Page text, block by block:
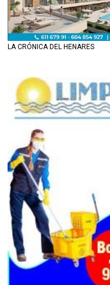
LA CRÓNICA DEL HENARES